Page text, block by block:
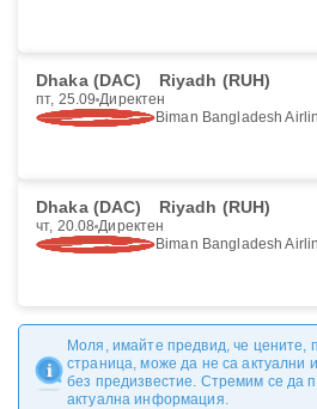
Dhaka (DAC) Riyadh (RUH)
пт, 25.09 Директен
Biman Bangladesh
Dhaka (DAC) Riyadh (RUH)
чт, 20.08 Директен
Biman Bangladesh
Моля, имайте предвид, че цените,
страница, може да не са актуални
без предизвестие. Стремим се да
актуална информация.